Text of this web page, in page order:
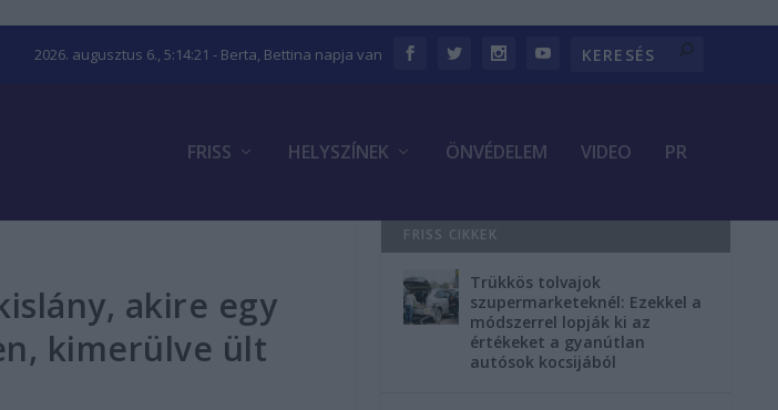
2026. augusztus 6., 5:14:22 - Berta, Bettina napja van
FRISS HELYSZÍNEK ÖNVÉDELEM VIDEO PR
akire egy
kimerülve ült
FRISS CIKKEK
Trükkös tolvajok
szupermarketeknél: Ezekkel a
módszerrel lopják ki az
értékeket a gyanútlan
autósok kocsijából